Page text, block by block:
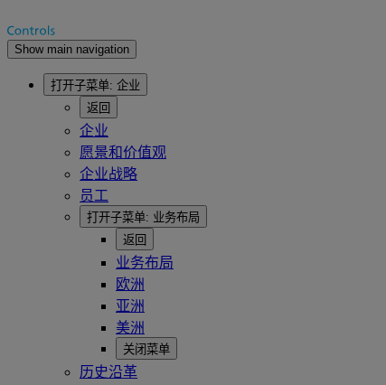
Show main navigation
打开子菜单: 企业
返回
企业
愿景和价值观
企业战略
员工
打开子菜单: 业务布局
返回
业务布局
欧洲
亚洲
美洲
关闭菜单
历史沿革